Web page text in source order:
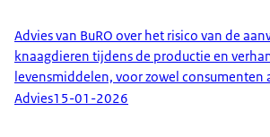
Advies van BuRO over het risico van de
knaagdieren tijdens de productie en
levensmiddelen, voor zowel consumenten
Advies15-01-2026